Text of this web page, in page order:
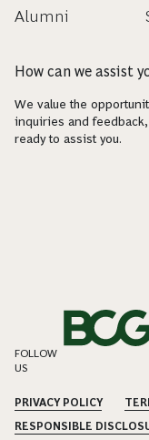
Alumni
How can we assist
We value the
inquiries and
ready to assist you.
FOLLOW
US
PRIVACY POLICY
RESPONSIBLE